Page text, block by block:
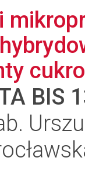
BIS